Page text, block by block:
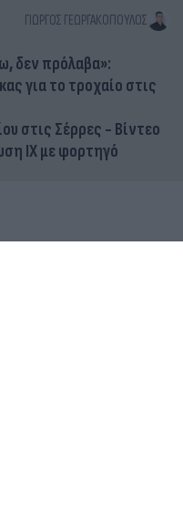
ΓΙΏΡΓΟΣ ΓΕΩΡΓΑΚΌΠΟΥΛΟΣ
δεν πρόλαβα»:
για το τροχαίο στις
στις Σέρρες - Βίντεο
ΙΧ με φορτηγό